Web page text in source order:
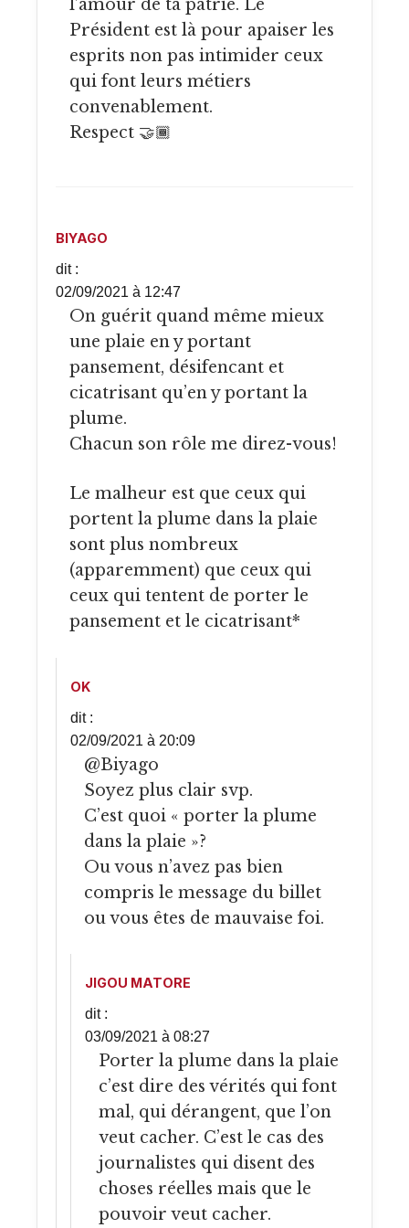
l’amour de ta patrie. Le
Président est là pour apaiser les
esprits non pas intimider ceux
qui font leurs métiers
convenablement.
Respect 🤝🏾
BIYAGO
dit :
02/09/2021 à 12:47
On guérit quand même mieux
une plaie en y portant
pansement, désifencant et
cicatrisant qu’en y portant la
plume.
Chacun son rôle me direz-vous!
Le malheur est que ceux qui
portent la plume dans la plaie
sont plus nombreux
(apparemment) que ceux qui
ceux qui tentent de porter le
pansement et le cicatrisant*
OK
dit :
02/09/2021 à 20:09
@Biyago
Soyez plus clair svp.
C’est quoi « porter la plume
dans la plaie »?
Ou vous n’avez pas bien
compris le message du billet
ou vous êtes de mauvaise foi.
JIGOU MATORE
dit :
03/09/2021 à 08:27
Porter la plume dans la plaie
c’est dire des vérités qui font
mal, qui dérangent, que l’on
veut cacher. C’est le cas des
journalistes qui disent des
choses réelles mais que le
pouvoir veut cacher.